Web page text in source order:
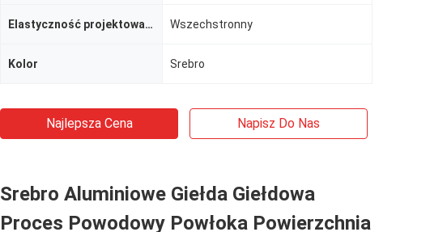
Elastyczność projektowania Wszechstronny
Kolor Srebro
Najlepsza Cena Napisz Do Nas
Srebro Aluminiowe Giełda Giełdowa
Proces Powodowy Powłoka Powierzchnia